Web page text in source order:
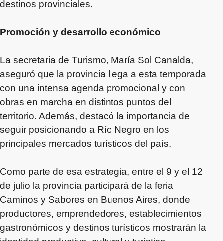
destinos provinciales.
Promoción y desarrollo económico
La secretaria de Turismo, María Sol Canalda,
aseguró que la provincia llega a esta temporada
con una intensa agenda promocional y con
obras en marcha en distintos puntos del
territorio. Además, destacó la importancia de
seguir posicionando a Río Negro en los
principales mercados turísticos del país.
Como parte de esa estrategia, entre el 9 y el 12
de julio la provincia participará de la feria
Caminos y Sabores en Buenos Aires, donde
productores, emprendedores, establecimientos
gastronómicos y destinos turísticos mostrarán la